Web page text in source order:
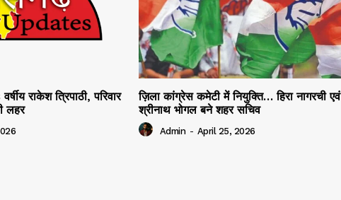
राकेश त्रिपाठी, परिवार
लहर
ज़िला कांग्रेस कमेटी में नियुक्ति… हिरा नागरची एवं
श्रीनाथ भोगल बने शहर सचिव
Admin - April 25, 2026